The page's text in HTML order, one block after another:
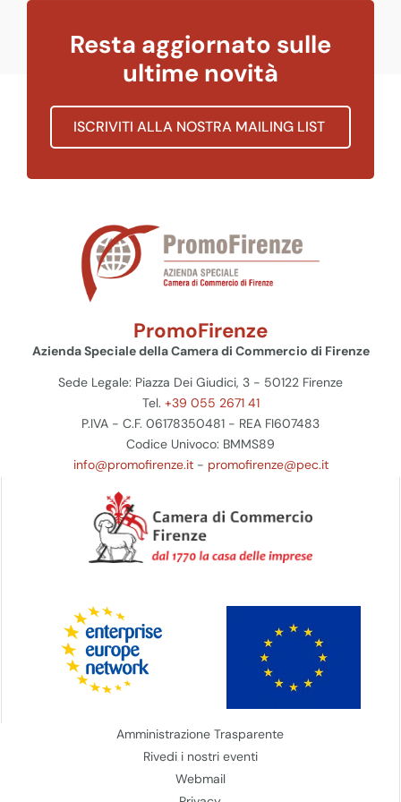
Resta aggiornato sulle
ultime novità
ISCRIVITI ALLA NOSTRA MAILING LIST
PromoFirenze
Azienda Speciale della Camera di Commercio di Firenze
Sede Legale: Piazza Dei Giudici, 3 - 50122 Firenze
Tel. +39 055 2671 41
P.IVA - C.F. 06178350481 - REA FI607483
Codice Univoco: BMMS89
info@promofirenze.it- promofirenze@pec.it
Amministrazione Trasparente
Rivedi i nostri eventi
Webmail